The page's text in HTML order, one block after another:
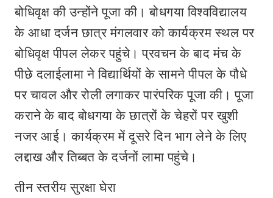
बोधिवृक्ष की उन्होंने पूजा की। बोधगया विश्वविद्यालय
के आधा दर्जन छात्र मंगलवार को कार्यक्रम स्थल पर
बोधिवृक्ष पीपल लेकर पहुंचे। प्रवचन के बाद मंच के
पीछे दलाईलामा ने विद्यार्थियों के सामने पीपल के पौधे
पर चावल और रोली लगाकर पारंपरिक पूजा की। पूजा
कराने के बाद बोधगया के छात्रों के चेहरों पर खुशी
नजर आई। कार्यक्रम में दूसरे दिन भाग लेने के लिए
लद्दाख और तिब्बत के दर्जनों लामा पहुंचे।
तीन स्तरीय सुरक्षा घेरा